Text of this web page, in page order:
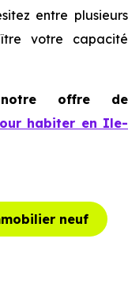
entre plusieurs
votre capacité
notre offre de
habiter en Ile-
neuf